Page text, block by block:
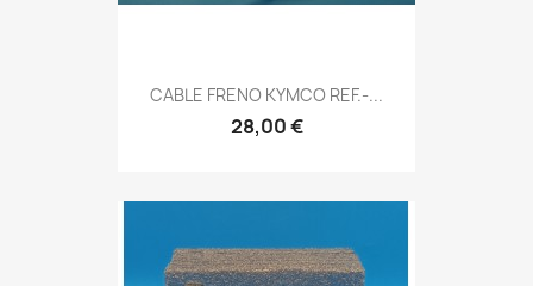
CABLE FRENO KYMCO REF.-...
28,00 €